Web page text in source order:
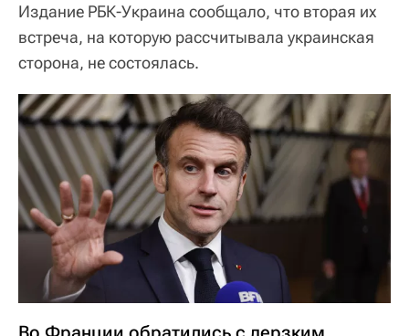
Издание РБК-Украина сообщало, что вторая их
встреча, на которую рассчитывала украинская
сторона, не состоялась.